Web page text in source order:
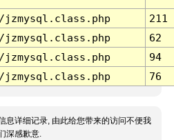
211
62
94
76
息详细记录, 由此给您带来的访问不便我
深感歉意.